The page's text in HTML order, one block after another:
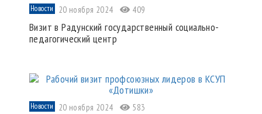
Новости 20 ноября 2024 409
Визит в Радунский государственный социально-
педагогический центр
Новости 20 ноября 2024 583